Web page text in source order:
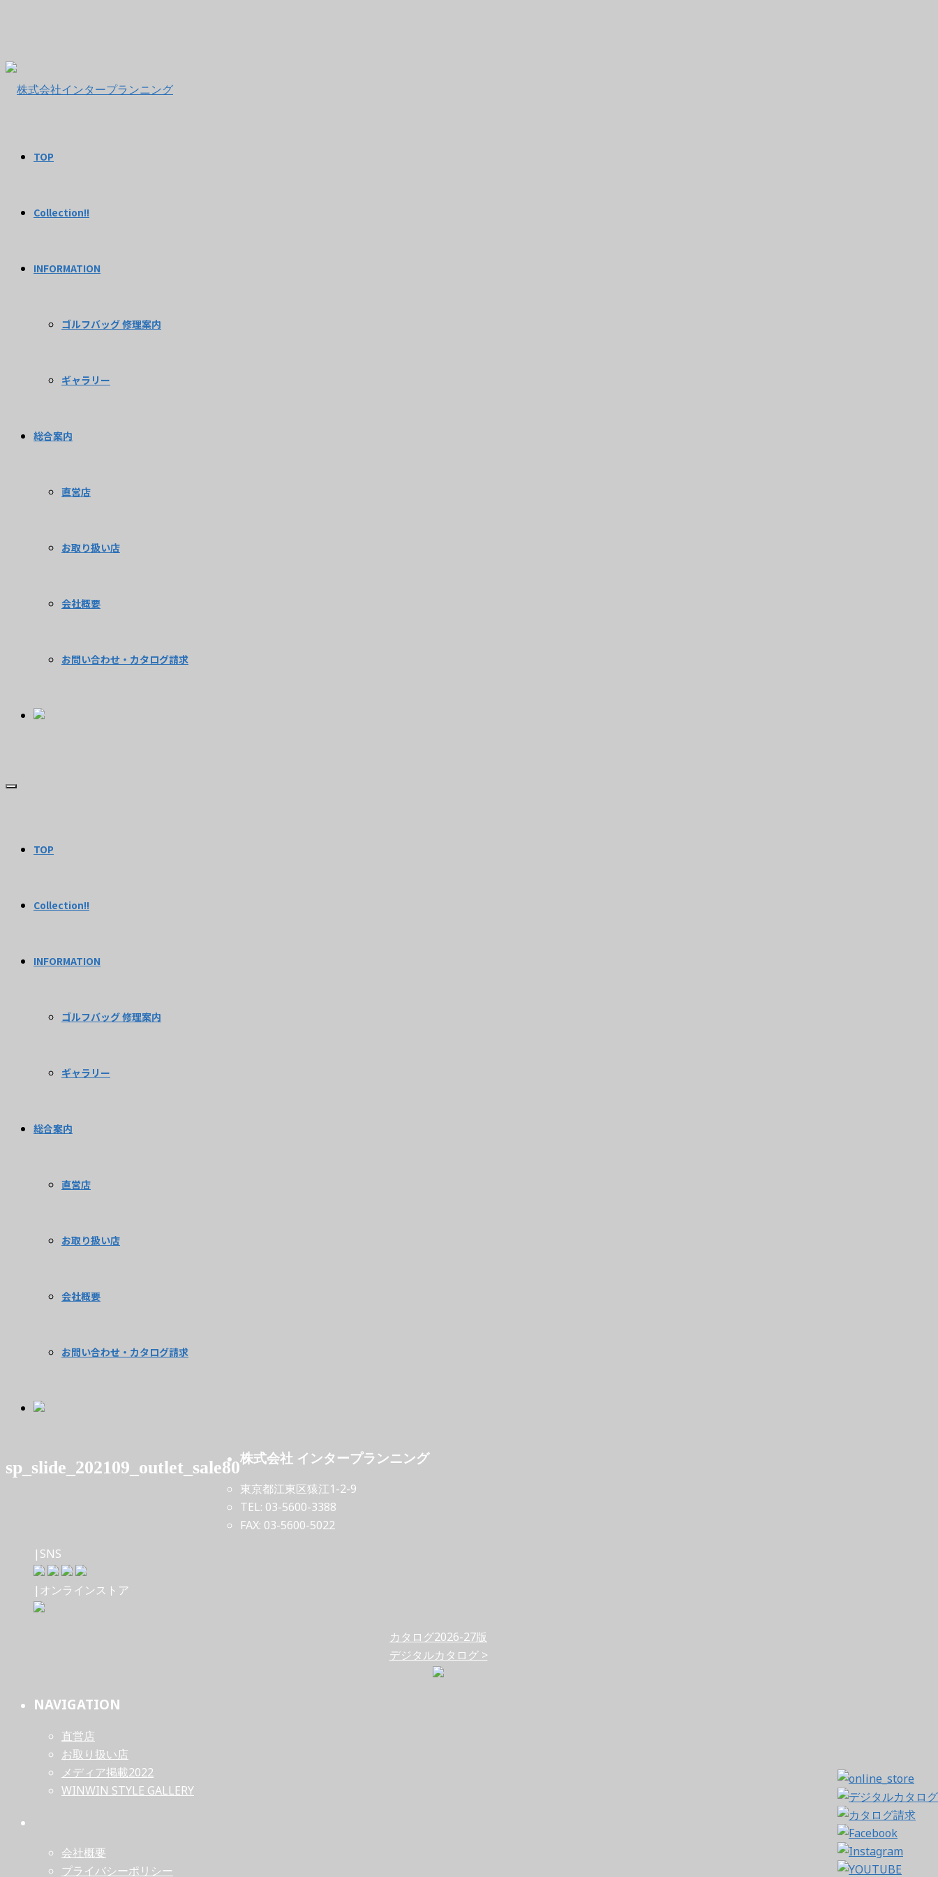
TOP
Collection!!
INFORMATION
ゴルフバッグ 修理案内
ギャラリー
総合案内
直営店
お取り扱い店
会社概要
お問い合わせ・カタログ請求
TOP
Collection!!
INFORMATION
ゴルフバッグ 修理案内
ギャラリー
総合案内
直営店
お取り扱い店
会社概要
お問い合わせ・カタログ請求
sp_slide_202109_outlet_sale80
株式会社 インタープランニング
東京都江東区猿江1-2-9
TEL: 03-5600-3388
FAX: 03-5600-5022
|SNS
|オンラインストア
カタログ2026-27版
デジタルカタログ >
NAVIGATION
直営店
お取り扱い店
メディア掲載2022
WINWIN STYLE GALLERY
会社概要
プライバシーポリシー